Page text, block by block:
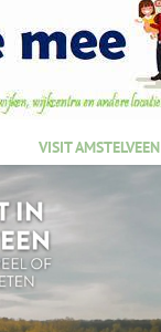
VISIT AMSTELVEEN